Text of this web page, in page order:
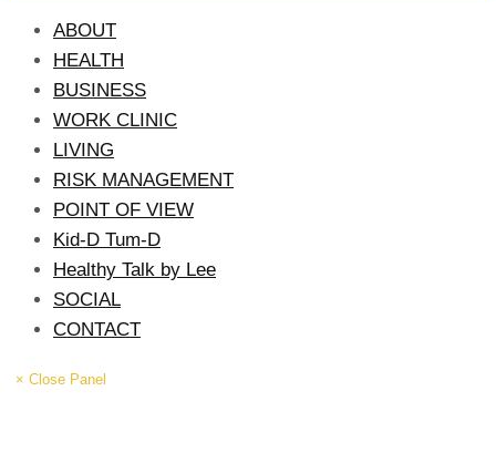
ABOUT
HEALTH
BUSINESS
WORK CLINIC
LIVING
RISK MANAGEMENT
POINT OF VIEW
Kid-D Tum-D
Healthy Talk by Lee
SOCIAL
CONTACT
× Close Panel